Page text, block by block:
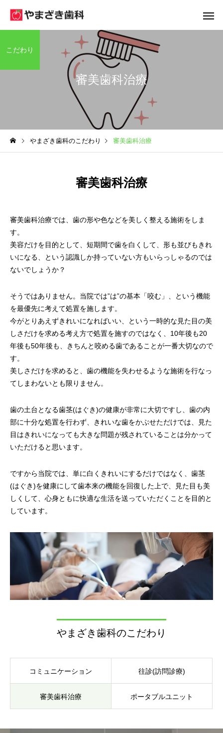
コミュニケーション
審美歯科治療
こだわり
やまざき歯科のこだわり 審美歯科治療
審美歯科治療
審美歯科治療では、歯の形や色などを美しく整える施術をしま
す。
美容だけを目的として、短期間で歯を白くして、形も並びもきれ
いになる、という認識しか持っていない方もいらっしゃるのでは
ないでしょうか？
そうではありません。当院では”は”の基本「咬む」、という機能
を最優先に考えて処置を施します。
今がとりあえずきれいになればいい、という一時的な見た目の美
しさだけを求める考え方で処置を施すのではなく、10年後も20
年後も50年後も、きちんと咬める歯であることが一番大切なので
す。
美しさだけを求めると、歯の機能を失わせるような施術を行なっ
てしまわないとも限りません。
歯の土台となる歯茎(はぐき)の健康が非常に大切ですし、歯の内
部に十分な処置を行わず、きれいな歯をかぶせただけでは、見た
目はきれいになっても大きな問題が残されていることは分かって
いただけると思います。
ですから当院では、単に白くきれいにするだけではなく、歯茎
(はぐき)を健康にして歯本来の機能を回復した上で、見た目も美
しくして、心身ともに快適な生活を送っていただくことを目的と
しています。
やまざき歯科のこだわり
コミュニケーション 往診(訪問診療)
審美歯科治療 ポータブルユニット